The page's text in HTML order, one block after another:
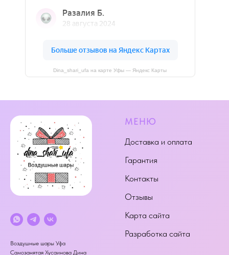
Dina_shari_ufa на карте Уфы — Яндекс Карты
Воздушные шары Уфа
Самозанятая Хусаинова Дина
МЕНЮ
Доставка и оплата
Гарантия
Контакты
Отзывы
Карта сайта
Разработка сайта